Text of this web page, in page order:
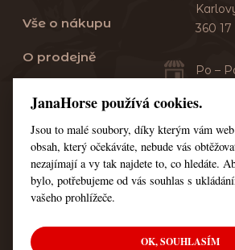
Vše o nákupu
O prodejně
Servis
Kontakt
Nastavení cookies
360 17
Po –
+420
+420
© Všechna práva vyhrazena
JanaHorse používá cookies.
Jsou to malé soubory, díky kterým vám
obsah, který očekáváte, nebude vás
nezajímají a vy tak najdete to, co hledáte.
bylo, potřebujeme od vás souhlas s
vašeho prohlížeče.
OK, SOUHLASÍM